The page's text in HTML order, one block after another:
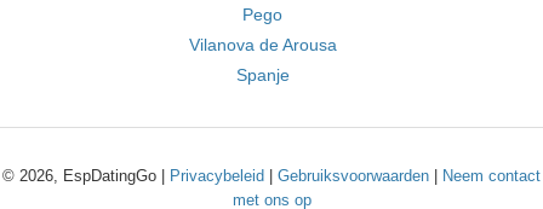
Pego
Vilanova de Arousa
Spanje
© 2026, EspDatingGo | Privacybeleid Gebruiksvoorwaarden
Neem contact
met ons op